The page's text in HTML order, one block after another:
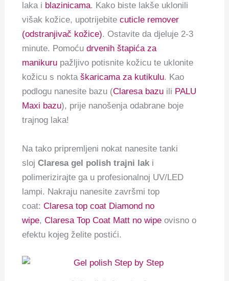
laka i blazinicama. Kako biste lakše uklonili
višak kožice, upotrijebitecuticle remover
(odstranjivač kožice). Ostavite da djeluje 2-3
minute. Pomoćudrvenih štapića za
manikuru pažljivo potisnite kožicu te uklonite
kožicu s noktaškaricama za kutikulu. Kao
podlogu nanesite bazu (Claresa bazu ili PALU
Maxi bazu), prije nanošenja odabrane boje
trajnog laka!
Na tako pripremljeni nokat nanesite tanki
slojClaresa gel polish trajni lak i
polimerizirajte ga u profesionalnoj UV/LED
lampi. Nakraju nanesite završmi top
coat:Claresa top coat Diamond no
wipe,Claresa Top Coat Matt no wipe ovisno o
efektu kojeg želite postići.